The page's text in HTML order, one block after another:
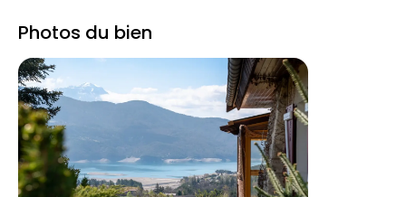
Photos du bien